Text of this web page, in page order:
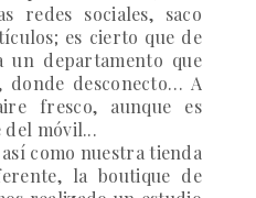
redes sociales, saco
es cierto que de
un departamento que
desconecto… A
fresco, aunque es
del móvil...
como nuestra tienda
la boutique de